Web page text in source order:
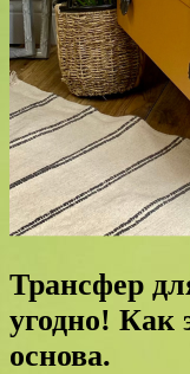
Трансфер
угодно! Как
основа.